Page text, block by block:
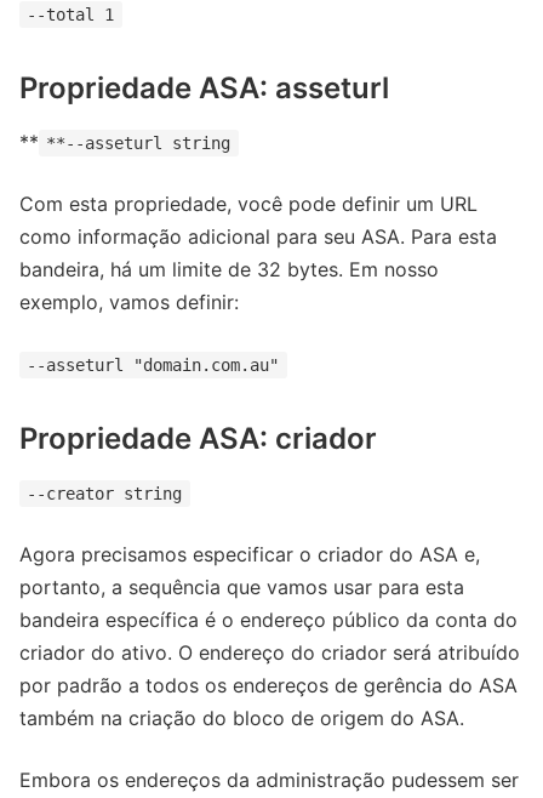
--total 1
Propriedade ASA: asseturl
** **--asseturl string
Com esta propriedade, você pode definir um URL
como informação adicional para seu ASA. Para esta
bandeira, há um limite de 32 bytes. Em nosso
exemplo, vamos definir:
--asseturl "domain.com.au"
Propriedade ASA: criador
--creator string
Agora precisamos especificar o criador do ASA e,
portanto, a sequência que vamos usar para esta
bandeira específica é o endereço público da conta do
criador do ativo. O endereço do criador será atribuído
por padrão a todos os endereços de gerência do ASA
também na criação do bloco de origem do ASA.
Embora os endereços da administração pudessem ser